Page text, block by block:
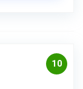
10